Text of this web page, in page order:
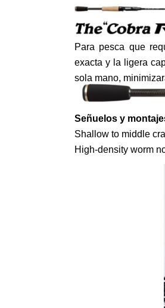
Para pesca que
exacta y la ligera
sola mano,
Señuelos y
Shallow to middle
High-density worm